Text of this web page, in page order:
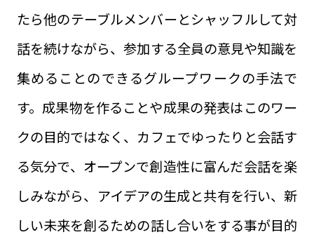
たら他のテーブルメンバーとシャッフルして対
話を続けながら、参加する全員の意見や知識を
集めることのできるグループワークの手法で
す。成果物を作ることや成果の発表はこのワー
クの目的ではなく、カフェでゆったりと会話す
る気分で、オープンで創造性に富んだ会話を楽
しみながら、アイデアの生成と共有を行い、新
しい未来を創るための話し合いをする事が目的